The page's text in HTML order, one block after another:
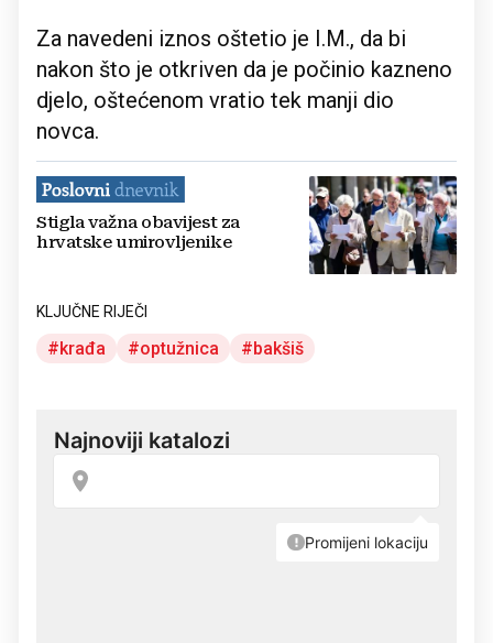
Za navedeni iznos oštetio je I.M., da bi
nakon što je otkriven da je počinio kazneno
djelo, oštećenom vratio tek manji dio
novca.
Stigla važna obavijest za
hrvatske umirovljenike
KLJUČNE RIJEČI
krađa optužnica bakšiš